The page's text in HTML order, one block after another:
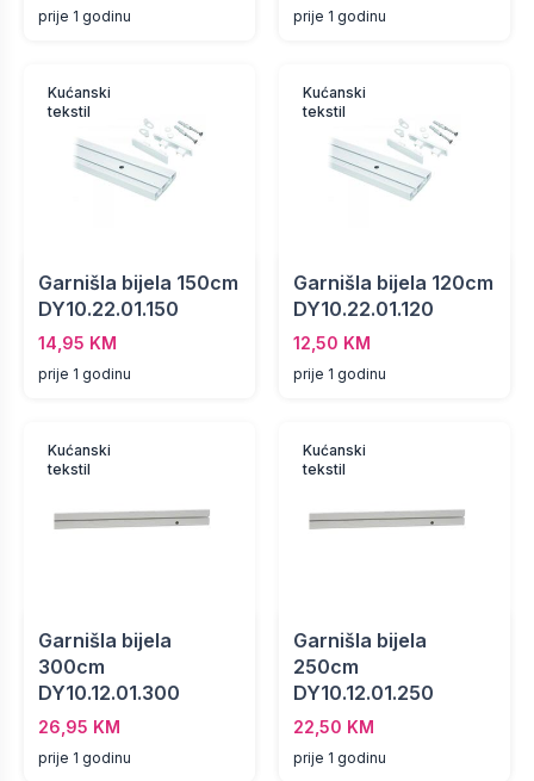
prije 1 godinu prije 1 godinu
Kućanski
tekstil
Garnišla bijela 150cm
DY10.22.01.150
14,95 KM
prije 1 godinu
Kućanski
tekstil
Garnišla bijela 120cm
DY10.22.01.120
12,50 KM
prije 1 godinu
Kućanski
tekstil
Garnišla bijela
300cm
DY10.12.01.300
26,95 KM
prije 1 godinu
Kućanski
tekstil
Garnišla bijela
250cm
DY10.12.01.250
22,50 KM
prije 1 godinu